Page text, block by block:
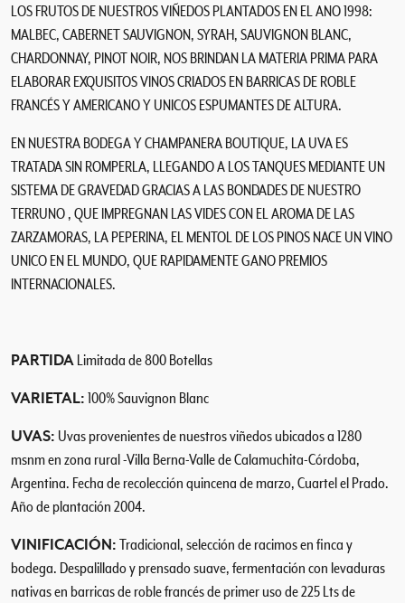
t
i
d
a
LOS FRUTOS DE NUESTROS VIÑEDOS PLANTADOS EN EL ANO 1998:
MALBEC, CABERNET SAUVIGNON, SYRAH, SAUVIGNON BLANC,
CHARDONNAY, PINOT NOIR, NOS BRINDAN LA MATERIA PRIMA PARA
ELABORAR EXQUISITOS VINOS CRIADOS EN BARRICAS DE ROBLE
FRANCÉS Y AMERICANO Y UNICOS ESPUMANTES DE ALTURA.
EN NUESTRA BODEGA Y CHAMPANERA BOUTIQUE, LA UVA ES
TRATADA SIN ROMPERLA, LLEGANDO A LOS TANQUES MEDIANTE UN
SISTEMA DE GRAVEDAD GRACIAS A LAS BONDADES DE NUESTRO
TERRUNO , QUE IMPREGNAN LAS VIDES CON EL AROMA DE LAS
ZARZAMORAS, LA PEPERINA, EL MENTOL DE LOS PINOS NACE UN VINO
UNICO EN EL MUNDO, QUE RAPIDAMENTE GANO PREMIOS
INTERNACIONALES.
PARTIDA Limitada de 800 Botellas
VARIETAL: 100% Sauvignon Blanc
UVAS: Uvas provenientes de nuestros viñedos ubicados a 1280
msnm en zona rural -Villa Berna-Valle de Calamuchita-Córdoba,
Argentina. Fecha de recolección quincena de marzo, Cuartel el Prado.
Año de plantación 2004.
VINIFICACIÓN: Tradicional, selección de racimos en finca y
bodega. Despalillado y prensado suave, fermentación con levaduras
nativas en barricas de roble francés de primer uso de 225 Lts de